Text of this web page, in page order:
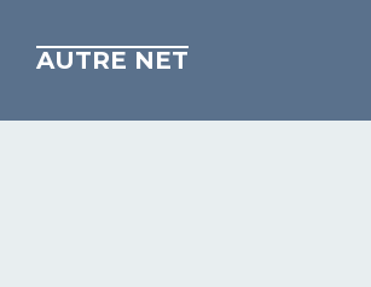
AUTRE NET